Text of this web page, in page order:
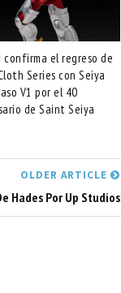
confirma el regreso de
Series con Seiya
V1 por el 40
de Saint Seiya
OLDER ARTICLE
Hades Por Up Studios